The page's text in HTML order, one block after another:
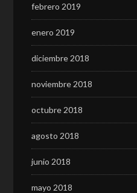
febrero 2019
enero 2019
diciembre 2018
noviembre 2018
octubre 2018
agosto 2018
junio 2018
mayo 2018